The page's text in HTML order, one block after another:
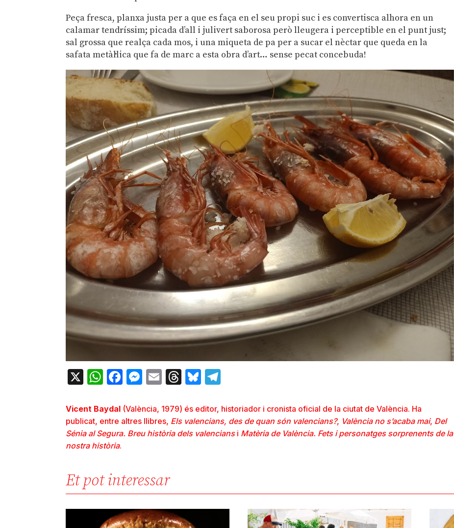
Peça fresca, planxa justa per a que es faça en el seu propi suc i es convertisca alhora en un
calamar tendríssim; picada d’all i julivert saborosa però lleugera i perceptible en el punt just;
sal grossa que realça cada mos, i una miqueta de pa per a sucar el nèctar que queda en la
safata metàl·lica que fa de marc a esta obra d’art… sense pecat concebuda!
X WhatsApp
Facebook
Messenger
EmailThreads
Bluesky
Vicent Baydal (València, 1979) és editor, historiador i cronista oficial de la ciutat de València. Ha
publicat, entre altres llibres, Els valencians, des de quan són valencians?, València no s’acaba mai, Del
Sénia al Segura. Breu història dels valencians i Matèria de València. Fets i personatges sorprenents de la
nostra història.
Et pot interessar